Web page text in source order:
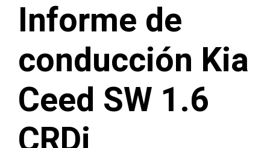
Informe de
conducción Kia
Ceed SW 1.6